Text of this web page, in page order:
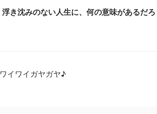
浮き沈みのない人生に、何の意味があるだ
ワイワイガヤガヤ♪